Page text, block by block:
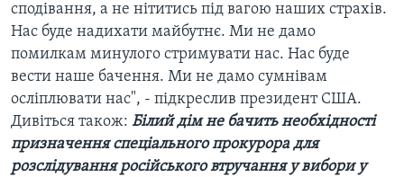
сподівання, а не нітитись під вагою наших страхів.
Нас буде надихати майбутнє. Ми не дамо
помилкам минулого стримувати нас. Нас буде
вести наше бачення. Ми не дамо сумнівам
осліплювати нас", - підкреслив президент США.
Дивіться також: Білий дім не бачить необхідності
призначення спеціального прокурора для
розслідування російського втручання у вибори у